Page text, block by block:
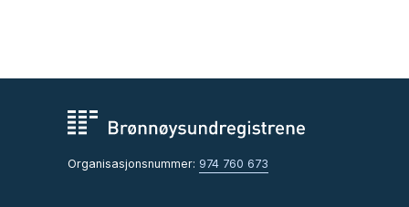
Organisasjonsnummer: 974 760 673